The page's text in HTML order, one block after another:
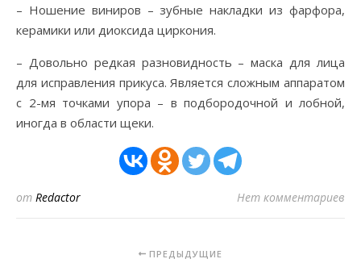
– Ношение виниров – зубные накладки из фарфора,
керамики или диоксида циркония.
– Довольно редкая разновидность – маска для лица
для исправления прикуса. Является сложным аппаратом
с 2-мя точками упора – в подбородочной и лобной,
иногда в области щеки.
от Redactor Нет комментариев
ПРЕДЫДУЩИЕ